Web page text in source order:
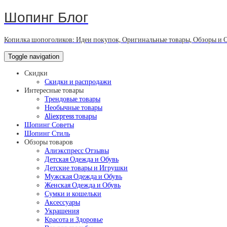
Шопинг Блог
Копилка шопоголиков: Идеи покупок, Оригинальные товары, Обзоры и
Toggle navigation
Скидки
Скидки и распродажи
Интересные товары
Трендовые товары
Необычные товары
Aliexpress товары
Шопинг Советы
Шопинг Стиль
Обзоры товаров
Алиэкспресс Отзывы
Детская Одежда и Обувь
Детские товары и Игрушки
Мужская Одежда и Обувь
Женская Одежда и Обувь
Сумки и кошельки
Аксессуары
Украшения
Красота и Здоровье